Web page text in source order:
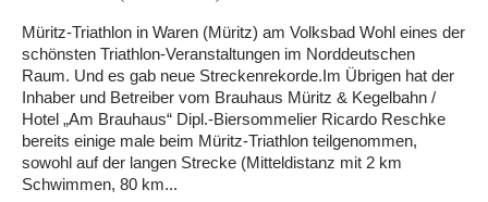
Müritz-Triathlon in Waren (Müritz) am Volksbad Wohl eines der
schönsten Triathlon-Veranstaltungen im Norddeutschen
Raum. Und es gab neue Streckenrekorde.Im Übrigen hat der
Inhaber und Betreiber vom Brauhaus Müritz & Kegelbahn /
Hotel „Am Brauhaus“ Dipl.-Biersommelier Ricardo Reschke
bereits einige male beim Müritz-Triathlon teilgenommen,
sowohl auf der langen Strecke (Mitteldistanz mit 2 km
Schwimmen, 80 km...